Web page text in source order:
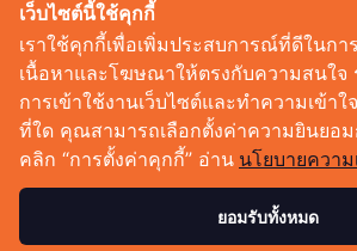
Corp Innov
Saucy Thoughts
Sustainable
Videos
Podcast
เว็บไซต์นี้ใช้คุกกี้
เราใช้คุกกี้เพื่อเพิ่มประสบการณ์ที่ดีในกา
เนื้อหาและโฆษณาให้ตรงกับความสนใจ
การเข้าใช้งานเว็บไซต์และทำความเข้าใ
ที่ใด คุณสามารถเลือกตั้งค่าความยินยอ
คลิก “การตั้งค่าคุกกี้” อ่าน นโยบายควา
ยอมรับทั้งหมด